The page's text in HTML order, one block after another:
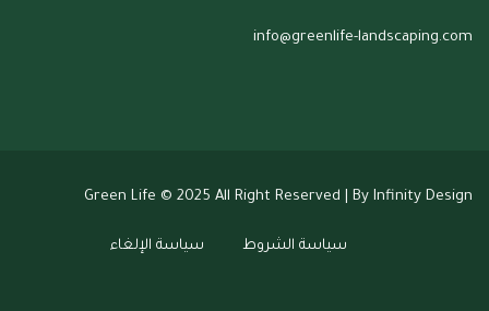
info@greenlife-landscaping.com
Green Life © 2025 All Right Reserved | By Infinity Design
سياسة الشروط سياسة الإلغاء